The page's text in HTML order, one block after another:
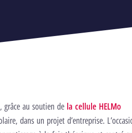
grâce au soutien de la cellule HELMo
dans un projet d’entreprise.